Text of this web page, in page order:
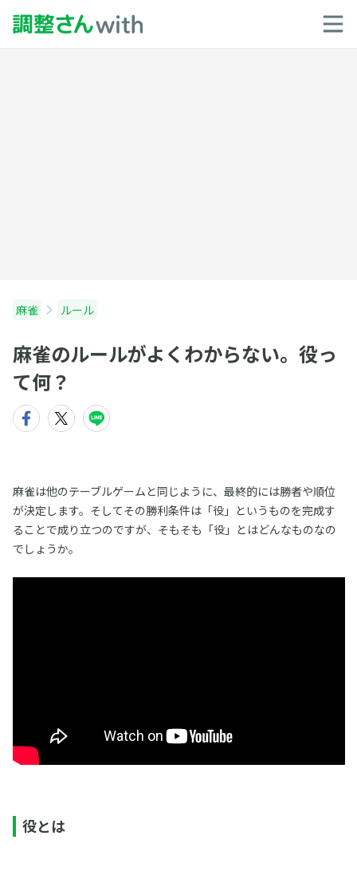
麻雀 ルール
麻雀のルールがよくわからない。役っ
て何？
麻雀は他のテーブルゲームと同じように、最終的には勝者や順位
が決定します。そしてその勝利条件は「役」というものを完成す
ることで成り立つのですが、そもそも「役」とはどんなものなの
でしょうか。
役とは